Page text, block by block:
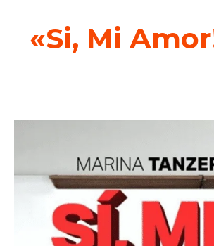
«Si, Mi